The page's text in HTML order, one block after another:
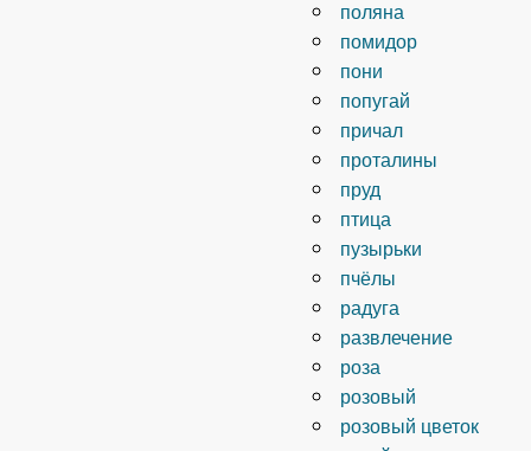
поляна
помидор
пони
попугай
причал
проталины
пруд
птица
пузырьки
пчёлы
радуга
развлечение
роза
розовый
розовый цветок